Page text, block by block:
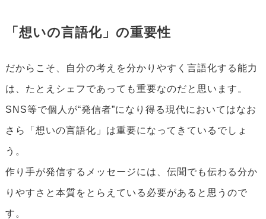
「想いの言語化」の重要性
だからこそ、自分の考えを分かりやすく言語化する能力
は、たとえシェフであっても重要なのだと思います。
SNS等で個人が“発信者”になり得る現代においてはなお
さら「想いの言語化」は重要になってきているでしょ
う。
作り手が発信するメッセージには、伝聞でも伝わる分か
りやすさと本質をとらえている必要があると思うので
す。